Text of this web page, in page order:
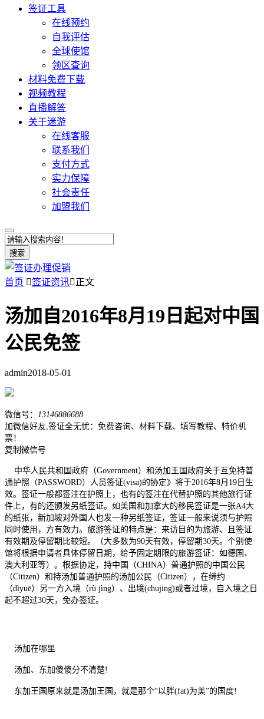
签证工具
在线预约
自我评估
全球使馆
领区查询
材料免费下载
视频教程
直播解答
关于迷游
在线客服
联系我们
支付方式
实力保障
社会责任
加盟我们
搜索
首页 签证资讯正文
汤加自2016年8月19日起对中国
公民免签
admin2018-05-01
微信号：
13146886688
加微信好友,签证全无忧：免费咨询、材料下载、填写教程、特价机
票！
复制微信号
中华人民共和国政府（Government）和汤加王国政府关于互免持普
通护照（PASSWORD）人员签证(visa)的协定》将于2016年8月19日生
效。签证一般都签注在护照上，也有的签注在代替护照的其他旅行证
件上，有的还颁发另纸签证。如美国和加拿大的移民签证是一张A4大
的纸张，新加坡对外国人也发一种另纸签证，签证一般来说须与护照
同时使用，方有效力。旅游签证的特点是：来访目的为旅游、且签证
有效期及停留期比较短。（大多数为90天有效，停留期30天。个别使
馆将根据申请者具体停留日期，给予固定期限的旅游签证：如德国、
澳大利亚等）。根据协定，持中国（CHINA）普通护照的中国公民
（Citizen）和持汤加普通护照的汤加公民（Citizen），在缔约
（dìyuē）另一方入境（rù jìng）、出境(chujing)或者过境，自入境之日
起不超过30天，免办签证。
汤加在哪里
汤加、东加傻傻分不清楚!
东加王国原来就是汤加王国，就是那个“以胖(fat)为美”的国度!